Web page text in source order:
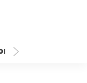
Diskusi Publik